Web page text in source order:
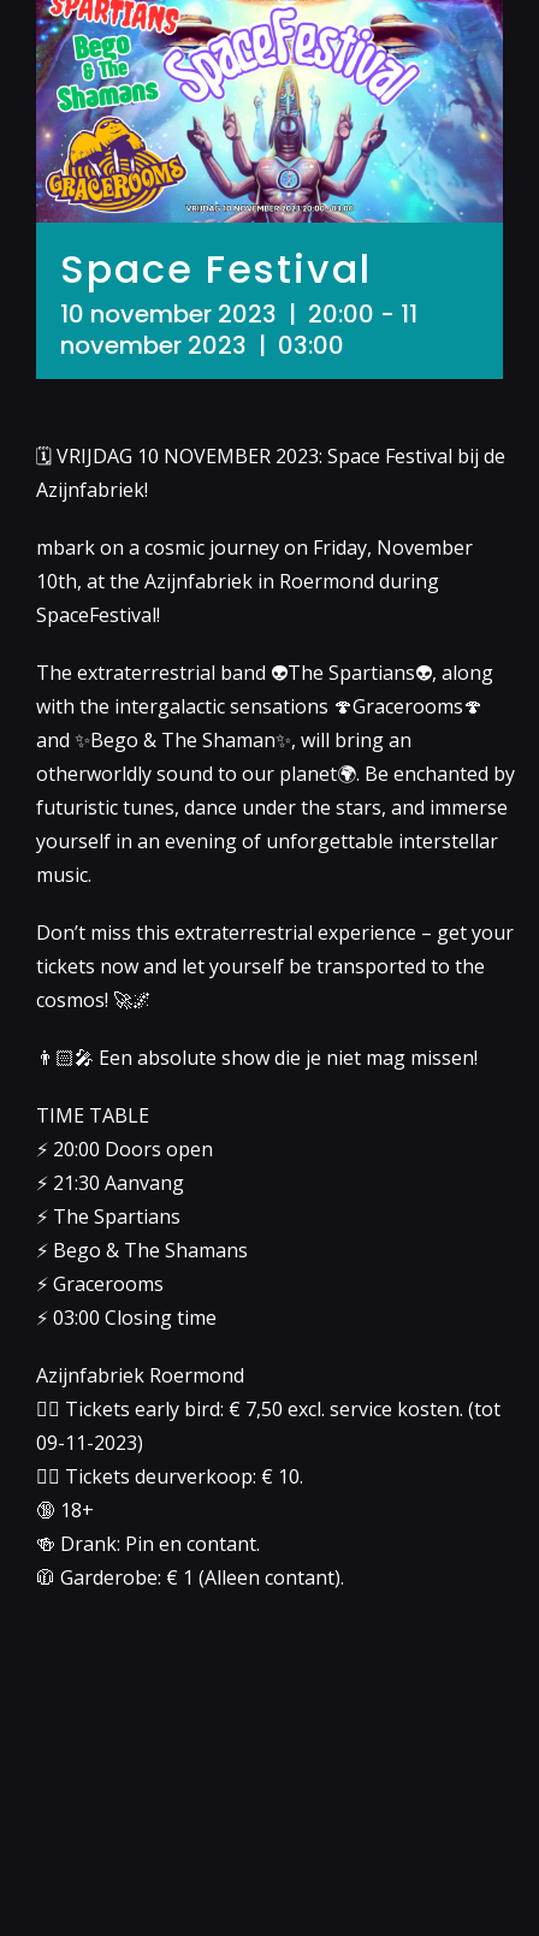
Space Festival
10 november 2023 | 20:00 - 11
november 2023 | 03:00
🗓 VRIJDAG 10 NOVEMBER 2023: Space Festival bij de
Azijnfabriek!
mbark on a cosmic journey on Friday, November
10th, at the Azijnfabriek in Roermond during
SpaceFestival!
The extraterrestrial band 👽The Spartians👽, along
with the intergalactic sensations 🍄Gracerooms🍄
and ✨Bego & The Shaman✨, will bring an
otherworldly sound to our planet🌍. Be enchanted by
futuristic tunes, dance under the stars, and immerse
yourself in an evening of unforgettable interstellar
music.
Don’t miss this extraterrestrial experience – get your
tickets now and let yourself be transported to the
cosmos! 🚀🌌
👨🏻‍🎤 Een absolute show die je niet mag missen!
TIME TABLE
⚡️ 20:00 Doors open
⚡️ 21:30 Aanvang
⚡️ The Spartians
⚡️ Bego & The Shamans
⚡️ Gracerooms
⚡️ 03:00 Closing time
Azijnfabriek Roermond
👉🏻 Tickets early bird: € 7,50 excl. service kosten. (tot
09-11-2023)
👉🏻 Tickets deurverkoop: € 10.
🔞 18+
🍻 Drank: Pin en contant.
🧥 Garderobe: € 1 (Alleen contant).